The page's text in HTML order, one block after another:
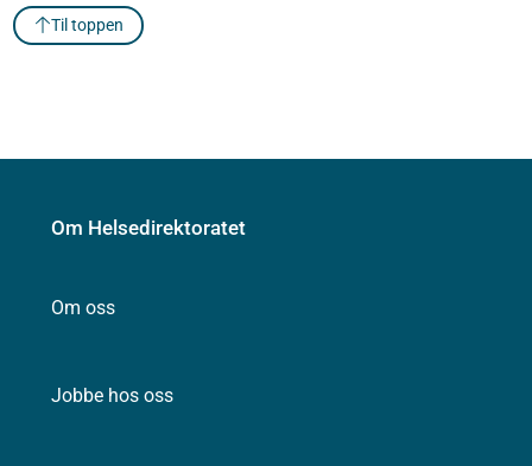
Til toppen
Om Helsedirektoratet
Om oss
Jobbe hos oss